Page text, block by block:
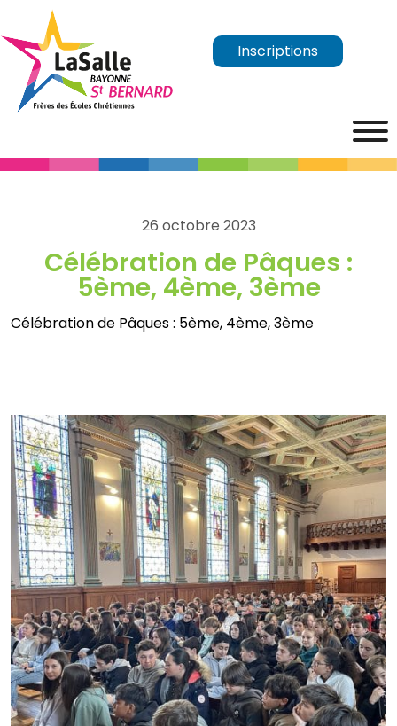
Inscriptions
26 octobre 2023
Célébration de Pâques :
5ème, 4ème, 3ème
Célébration de Pâques : 5ème, 4ème, 3ème